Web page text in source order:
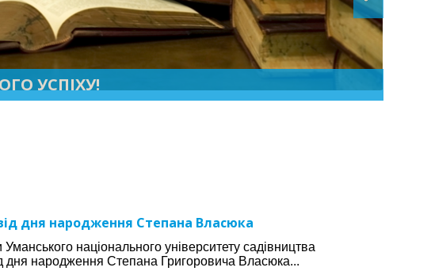
УСПІХУ!
дня народження Степана Власюка
Уманського національного університету садівництва
дня народження Степана Григоровича Власюка...